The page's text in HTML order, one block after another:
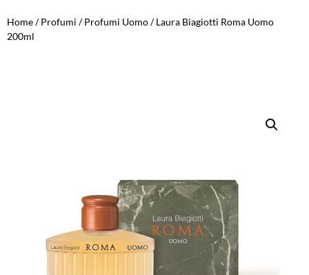
Home/Profumi /Profumi Uomo/ Laura Biagiotti Roma Uomo
200ml